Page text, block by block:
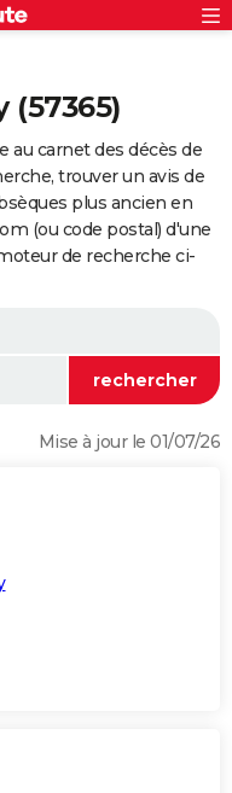
(57365)
au carnet des décès de
trouver un avis de
plus ancien en
(ou code postal) d'une
de recherche ci-
Mise à jour le 01/07/26